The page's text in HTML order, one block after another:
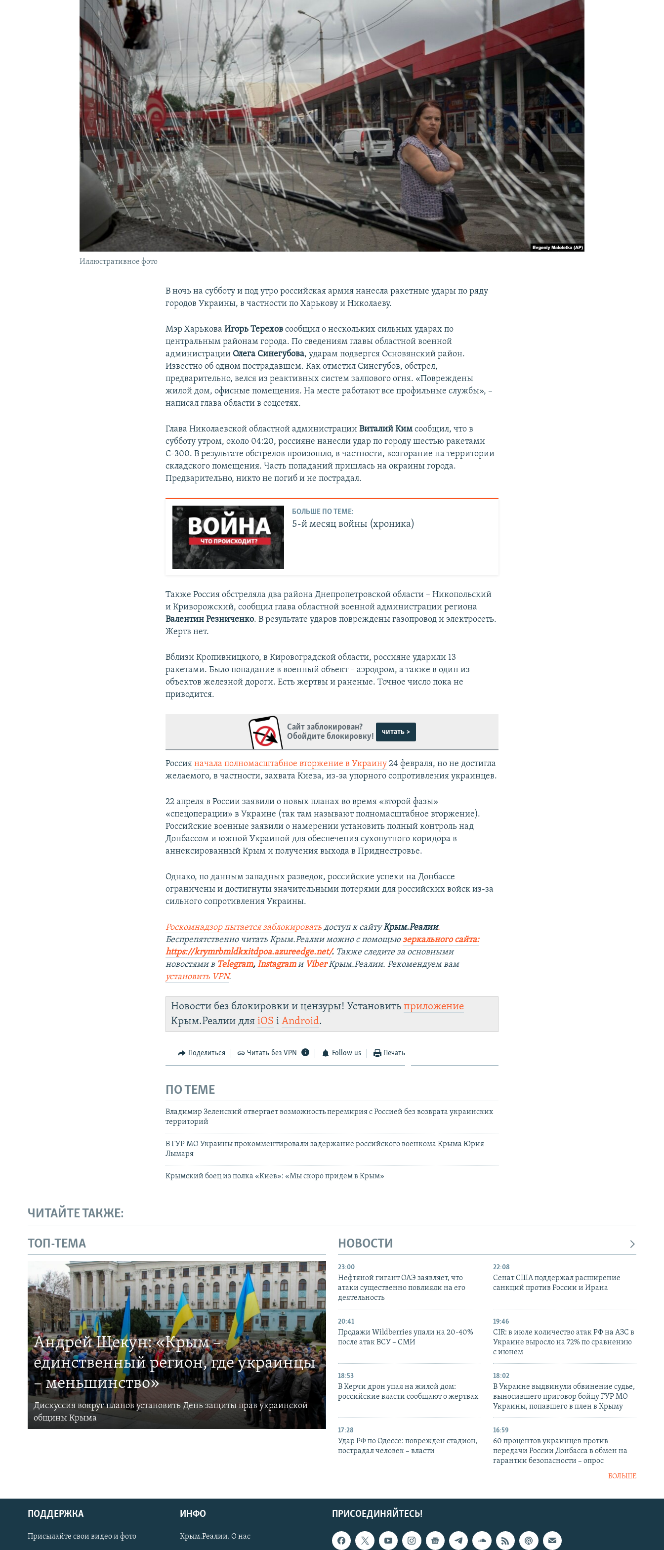
КРЫМ.НЕПОКОРЕННЫЙ
УКРАИНСКАЯ ПРОБЛЕМА КРЫМА
Українською
Иллюстративное фото
В ночь на субботу и под утро российская армия нанесла ракетные удары по ряду
городов Украины, в частности по Харькову и Николаеву.
Мэр ХарьковаИгорь Терехов сообщил о нескольких сильных ударах по
центральным районам города. По сведениям главы областной военной
администрации Олега Синегубова, ударам подвергся Основянский район.
Известно об одном пострадавшем. Как отметил Синегубов, обстрел,
предварительно, велся из реактивных систем залпового огня. «Повреждены
жилой дом, офисные помещения. На месте работают все профильные службы», –
написал глава области в соцсетях.
Глава Николаевской областной администрацииВиталий Ким сообщил, что в
субботу утром, около 04:20, россияне нанесли удар по городу шестью ракетами
С-300. В результате обстрелов произошло, в частности, возгорание на территории
складского помещения. Часть попаданий пришлась на окраины города.
Предварительно, никто не погиб и не пострадал.
БОЛЬШЕ ПО ТЕМЕ:
5-й месяц войны (хроника)
Также Россия обстреляла два района Днепропетровской области – Никопольский
и Криворожский, сообщил глава областной военной администрации региона
Валентин Резниченко. В результате ударов повреждены газопровод и электросеть.
Жертв нет.
Вблизи Кропивницкого, в Кировоградской области, россияне ударили 13
ракетами. Было попадание в военный объект – аэродром, а также в один из
объектов железной дороги. Есть жертвы и раненые. Точное число пока не
приводится.
Сайт заблокирован?
Обойдите блокировку!
читать >
Россияначала полномасштабное вторжение в Украину 24 февраля, но не достигла
желаемого, в частности, захвата Киева, из-за упорного сопротивления украинцев.
22 апреля в России заявили о новых планах во время «второй фазы»
«спецоперации» в Украине (так там называют полномасштабное вторжение).
Российские военные заявили о намерении установить полный контроль над
Донбассом и южной Украиной для обеспечения сухопутного коридора в
аннексированный Крым и получения выхода в Приднестровье.
Однако, по данным западных разведок, российские успехи на Донбассе
ограничены и достигнуты значительными потерями для российских войск из-за
сильного сопротивления Украины.
Роскомнадзор пытается заблокировать доступ к сайтуКрым.Реалии.
Беспрепятственно читать Крым.Реалии можно с помощьюзеркального сайта:
https://krymrbmldkxitdpoa.azureedge.net/. Также следите за основными
новостями в Telegram,Instagramи ViberКрым.Реалии. Рекомендуем вам
установить VPN.
Новости без блокировки и цензуры! Установитьприложение
Крым.Реалии дляiOS іAndroid.
Поделиться Читать без VPN Follow us Печать
ПО ТЕМЕ
Владимир Зеленский отвергает возможность перемирия с Россией без возврата украинских
территорий
В ГУР МО Украины прокомментировали задержание российского военкома Крыма Юрия
Лымаря
Крымский боец из полка «Киев»: «Мы скоро придем в Крым»
ЧИТАЙТЕ ТАКЖЕ:
ТОП-ТЕМА
Андрей Щекун: «Крым –
единственный регион, где украинцы
– меньшинство»
Дискуссия вокруг планов установить День защиты прав украинской
общины Крыма
НОВОСТИ
23:00
Нефтяной гигант ОАЭ заявляет, что
атаки существенно повлияли на его
деятельность
22:08
Сенат США поддержал расширение
санкций против России и Ирана
20:41
Продажи Wildberries упали на 20-40%
после атак ВСУ – СМИ
19:46
CIR: в июле количество атак РФ на АЗС в
Украине выросло на 72% по сравнению
с июнем
18:53
В Керчи дрон упал на жилой дом:
российские власти сообщают о жертвах
18:02
В Украине выдвинули обвинение судье,
выносившего приговор бойцу ГУР МО
Украины, попавшего в плен в Крыму
17:28
Удар РФ по Одессе: поврежден стадион,
пострадал человек – власти
16:59
60 процентов украинцев против
передачи России Донбасса в обмен на
гарантии безопасности – опрос
БОЛЬШЕ
ПРИСОЕДИНЯЙТЕСЬ!
ПОДДЕРЖКА
Присылайте свои видео и фото
ИНФО
Крым.Реалии. О нас